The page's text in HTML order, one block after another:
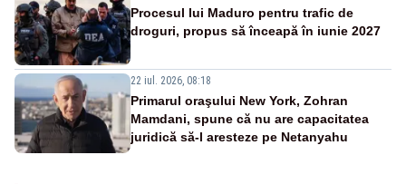
Procesul lui Maduro pentru trafic de
droguri, propus să înceapă în iunie 2027
22 iul. 2026, 08:18
Primarul oraşului New York, Zohran
Mamdani, spune că nu are capacitatea
juridică să-l aresteze pe Netanyahu